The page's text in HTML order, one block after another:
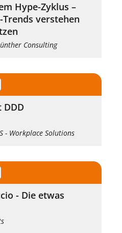
Hype-Zyklus –
verstehen
Consulting
DDD
- Workplace Solutions
- Die etwas